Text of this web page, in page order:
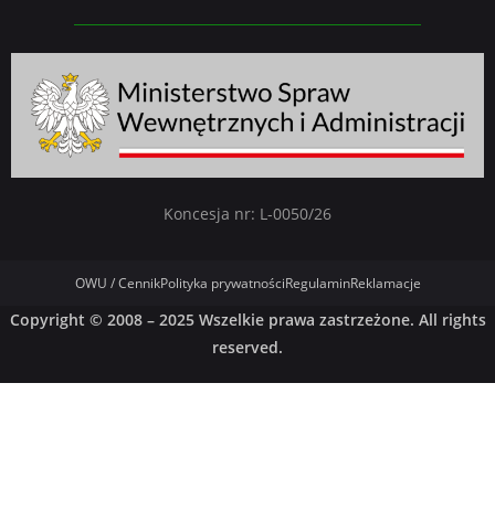
Koncesja nr: L-0050/26
OWU / CennikPolityka prywatnościRegulaminReklamacje
Copyright © 2008 – 2025 Wszelkie prawa zastrzeżone. All rights
reserved.